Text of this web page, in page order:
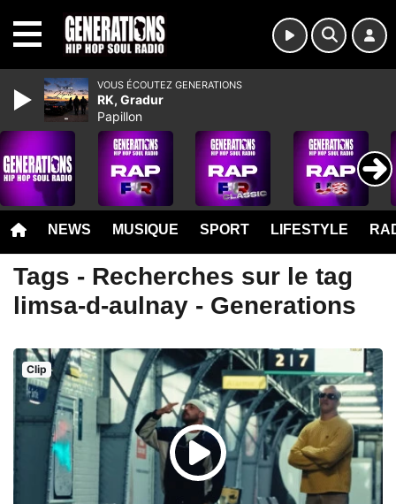
NEWS MUSIQUE SPORT LIFESTYLE
Tags - Recherches sur le tag
limsa-d-aulnay - Generations
Clip
VOUS ÉCOUTEZ GENERATIONS
RK, Gradur
Papillon